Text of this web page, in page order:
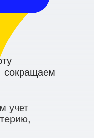
учет
сокращаем